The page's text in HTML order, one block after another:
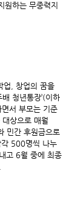
하는 무중력지
업, 창업의 꿈을
청년통장’(이하
서 부모는 기준
상으로 매월
민간 후원금으로
각 500명씩 나누
고 6월 중에 최종